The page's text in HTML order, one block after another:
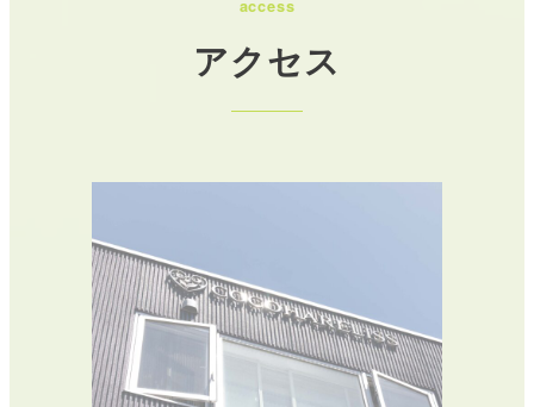
access
アクセス